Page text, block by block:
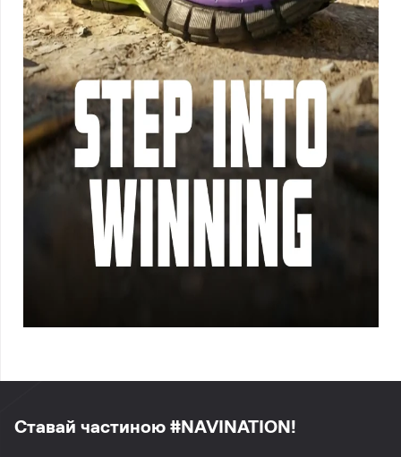
Ставай частиною #NAVINATION!